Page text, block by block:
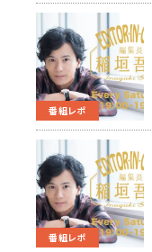
番組レポ
番組レポ